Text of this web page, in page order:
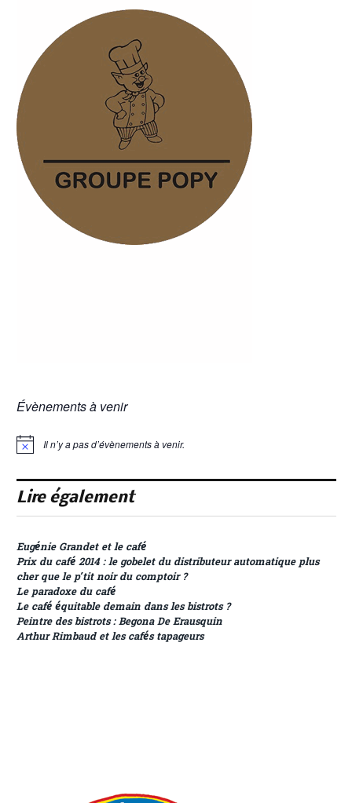
Évènements à venir
Notice Il n’y a pas d’évènements à venir.
Lire également
Eugénie Grandet et le café
Prix du café 2014 : le gobelet du distributeur automatique plus
cher que le p’tit noir du comptoir ?
Le paradoxe du café
Le café équitable demain dans les bistrots ?
Peintre des bistrots : Begona De Erausquin
Arthur Rimbaud et les cafés tapageurs